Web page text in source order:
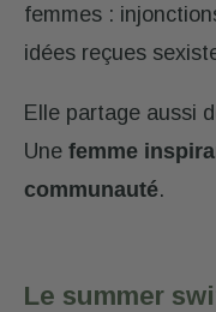
femmes :
idées reçues
Elle partage aussi
Une femme
communauté.
Le summer